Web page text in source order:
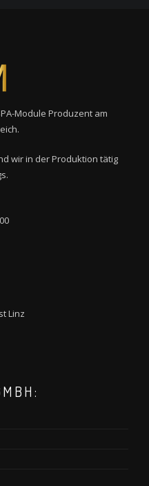
Module Produzent am
wir in der Produktion tätig
Linz